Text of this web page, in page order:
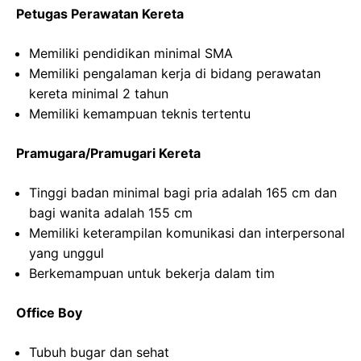
Petugas Perawatan Kereta
Memiliki pendidikan minimal SMA
Memiliki pengalaman kerja di bidang perawatan
kereta minimal 2 tahun
Memiliki kemampuan teknis tertentu
Pramugara/Pramugari Kereta
Tinggi badan minimal bagi pria adalah 165 cm dan
bagi wanita adalah 155 cm
Memiliki keterampilan komunikasi dan interpersonal
yang unggul
Berkemampuan untuk bekerja dalam tim
Office Boy
Tubuh bugar dan sehat